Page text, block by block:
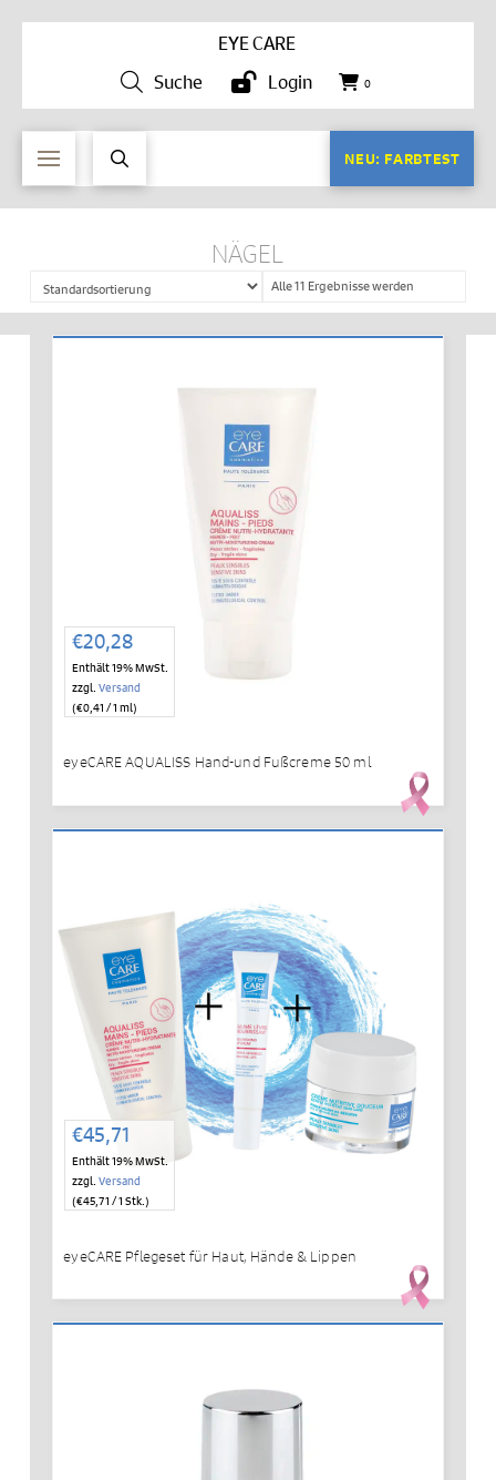
EYE CARE
Suche
Login 0
NEU: FARBTEST
NÄGEL
Alle 11 Ergebnisse werden
angezeigt
€20,28
Enthält 19% MwSt.
zzgl. Versand
(€0,41 / 1 ml)
IN DEN WARENKORB
eyeCARE AQUALISS Hand-und Fußcreme 50 ml
€45,71
Enthält 19% MwSt.
zzgl. Versand
(€45,71 / 1 Stk.)
IN DEN WARENKORB
eyeCARE Pflegeset für Haut, Hände & Lippen